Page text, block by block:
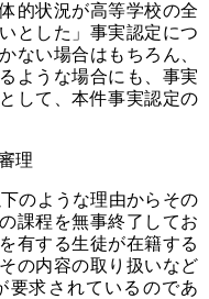
的状況が高等学校の全
とした」事実認定につ
ない場合はもちろん、
ような場合にも、事実
して、本件事実認定の
理
のような理由からその
課程を無事終了してお
有する生徒が在籍する
の内容の取り扱いなど
要求されているのであ